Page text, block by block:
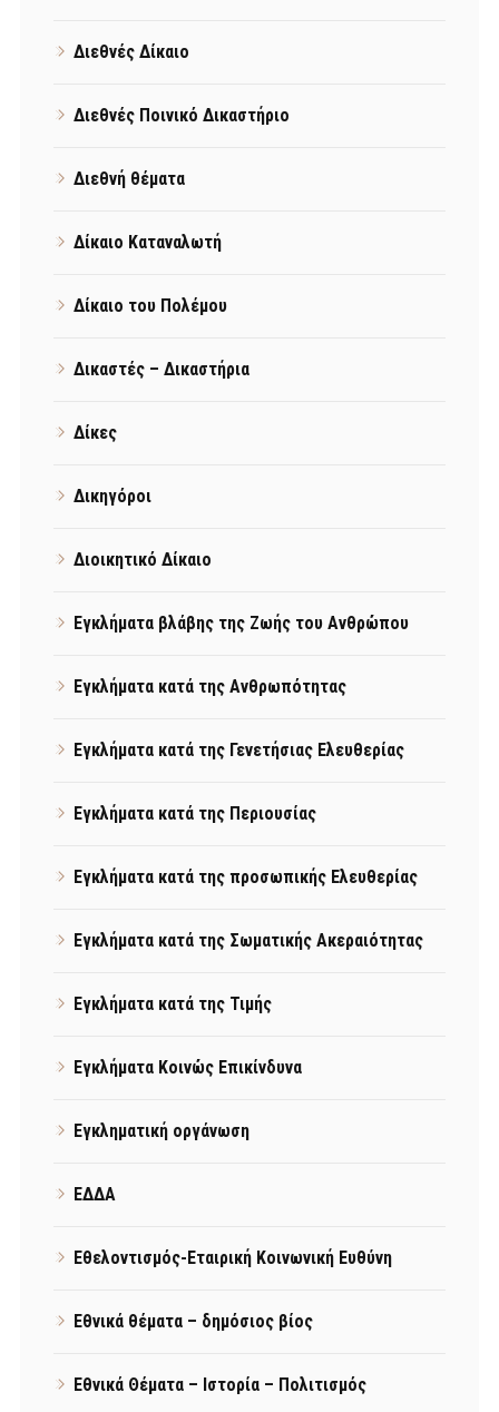
Διεθνές Δίκαιο
Διεθνές Ποινικό Δικαστήριο
Διεθνή θέματα
Δίκαιο Καταναλωτή
Δίκαιο του Πολέμου
Δικαστές – Δικαστήρια
Δίκες
Δικηγόροι
Διοικητικό Δίκαιο
Εγκλήματα βλάβης της Ζωής του Ανθρώπου
Εγκλήματα κατά της Ανθρωπότητας
Εγκλήματα κατά της Γενετήσιας Ελευθερίας
Εγκλήματα κατά της Περιουσίας
Εγκλήματα κατά της προσωπικής Ελευθερίας
Εγκλήματα κατά της Σωματικής Ακεραιότητας
Εγκλήματα κατά της Τιμής
Εγκλήματα Κοινώς Επικίνδυνα
Εγκληματική οργάνωση
ΕΔΔΑ
Εθελοντισμός-Εταιρική Κοινωνική Ευθύνη
Εθνικά θέματα – δημόσιος βίος
Εθνικά Θέματα – Ιστορία – Πολιτισμός